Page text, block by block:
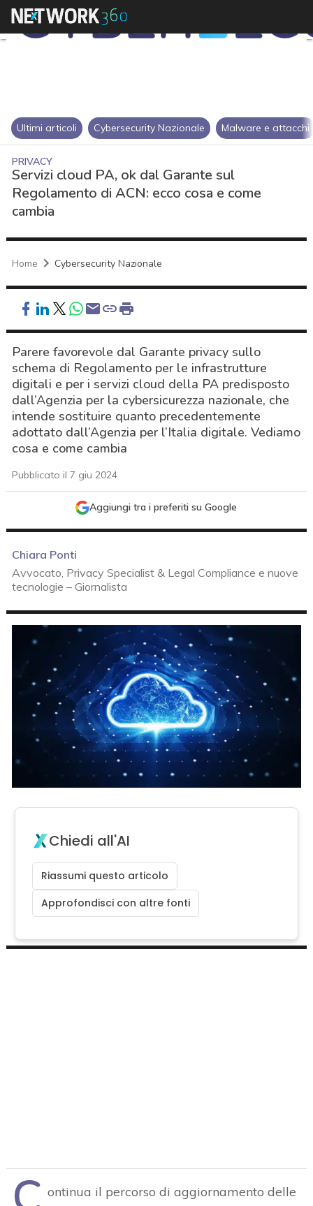
Ultimi articoli Cybersecurity Nazionale Malware e attacchi
PRIVACY
Servizi cloud PA, ok dal Garante sul
Regolamento di ACN: ecco cosa e come
cambia
Home Cybersecurity Nazionale
Parere favorevole dal Garante privacy sullo
schema di Regolamento per le infrastrutture
digitali e per i servizi cloud della PA predisposto
dall’Agenzia per la cybersicurezza nazionale, che
intende sostituire quanto precedentemente
adottato dall’Agenzia per l’Italia digitale. Vediamo
cosa e come cambia
Pubblicato il 7 giu 2024
Aggiungi tra i preferiti su Google
Chiara Ponti
Avvocato, Privacy Specialist & Legal Compliance e nuove
tecnologie – Giornalista
Chiedi all'AI
Riassumi questo articolo
Approfondisci con altre fonti
ontinua il percorso di aggiornamento delle